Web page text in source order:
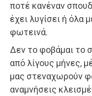
ποτέ κανέναν
έχει λυγίσει ή όλα
φωτεινά.
Δεν το φοβάμαι το
από λίγους μήνες,
μας στεναχωρούν
αναμνήσεις